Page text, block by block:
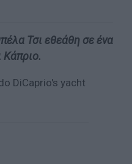
Τσι εθεάθη σε ένα
Κάπριο.
DiCaprio's yacht